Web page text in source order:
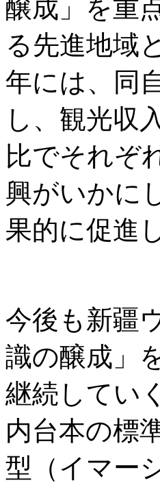
醸成」を重
る先進地域
年には、同
し、観光収
比でそれぞ
興がいかに
果的に促進
今後も新疆
識の醸成」
継続してい
内台本の標
型（イマー